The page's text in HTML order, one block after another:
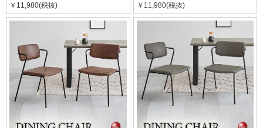
￥11,980(税抜)
￥11,980(税抜)